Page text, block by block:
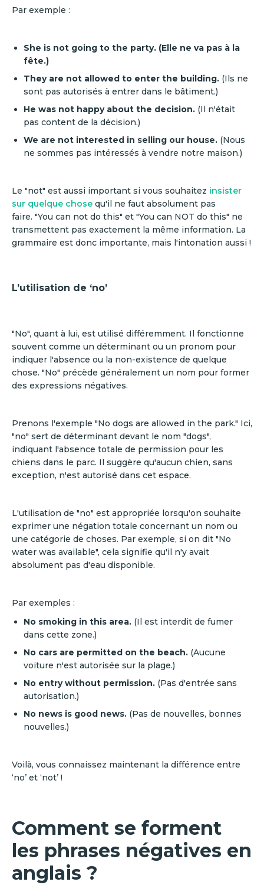
Par exemple :
She is not going to the party. (Elle ne va pas à la
fête.)
They are not allowed to enter the building. (Ils ne
sont pas autorisés à entrer dans le bâtiment.)
He was not happy about the decision. (Il n'était
pas content de la décision.)
We are not interested in selling our house. (Nous
ne sommes pas intéressés à vendre notre maison.)
Le "not" est aussi important si vous souhaitez insister
sur quelque chose qu'il ne faut absolument pas
faire. "You can not do this" et "You can NOT do this" ne
transmettent pas exactement la même information. La
grammaire est donc importante, mais l'intonation aussi !
L’utilisation de ‘no’
"No", quant à lui, est utilisé différemment. Il fonctionne
souvent comme un déterminant ou un pronom pour
indiquer l'absence ou la non-existence de quelque
chose. "No" précède généralement un nom pour former
des expressions négatives.
Prenons l'exemple "No dogs are allowed in the park." Ici,
"no" sert de déterminant devant le nom "dogs",
indiquant l'absence totale de permission pour les
chiens dans le parc. Il suggère qu'aucun chien, sans
exception, n'est autorisé dans cet espace.
L'utilisation de "no" est appropriée lorsqu'on souhaite
exprimer une négation totale concernant un nom ou
une catégorie de choses. Par exemple, si on dit "No
water was available", cela signifie qu'il n'y avait
absolument pas d'eau disponible.
Par exemples :
No smoking in this area. (Il est interdit de fumer
dans cette zone.)
No cars are permitted on the beach. (Aucune
voiture n'est autorisée sur la plage.)
No entry without permission. (Pas d'entrée sans
autorisation.)
No news is good news. (Pas de nouvelles, bonnes
nouvelles.)
Voilà, vous connaissez maintenant la différence entre
‘no’ et ‘not’ !
Comment se forment
les phrases négatives en
anglais ?